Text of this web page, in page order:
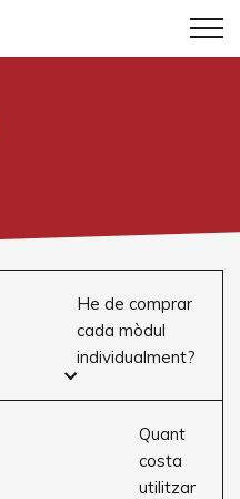
He de comprar
cada mòdul
individualment?
Quant
costa
utilitzar